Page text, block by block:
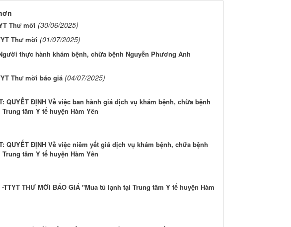
Thư mời (30/06/2025)
Thư mời (01/07/2025)
thực hành khám bệnh, chữa bệnh Nguyễn Phương Anh
Thư mời báo giá (04/07/2025)
QUYẾT ĐỊNH Về việc ban hành giá dịch vụ khám bệnh, chữa bệnh
tâm Y tế huyện Hàm Yên
QUYẾT ĐỊNH Về việc niêm yết giá dịch vụ khám bệnh, chữa bệnh
tâm Y tế huyện Hàm Yên
-TTYT THƯ MỜI BÁO GIÁ "Mua tủ lạnh tại Trung tâm Y tế huyện Hàm